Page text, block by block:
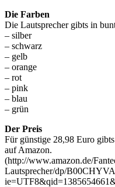
Die Farben
Die Lautsprecher gibts in
– silber
– schwarz
– gelb
– orange
– rot
– pink
– blau
– grün
Der Preis
Für günstige 28,98 Euro
auf Amazon.
(http://www.amazon.de/
Lautsprecher/dp/